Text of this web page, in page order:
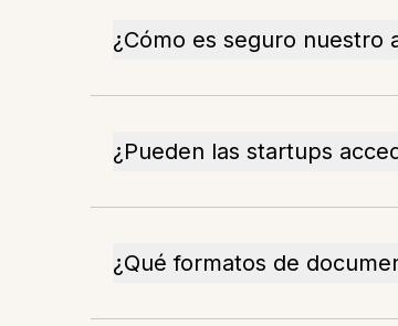
¿Cómo es seguro nuestro
¿Pueden las startups
¿Qué formatos de